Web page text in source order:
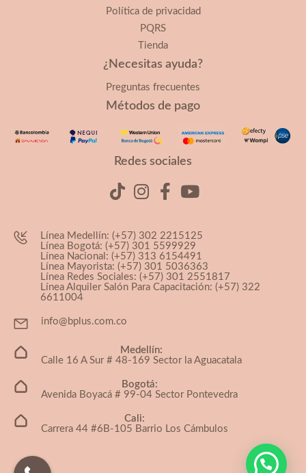
Política de privacidad
PQRS
Tienda
¿Necesitas ayuda?
Preguntas frecuentes
Métodos de pago
Redes sociales
Línea Medellín: (+57) 302 2215125
Línea Bogotá: (+57) 301 5599929
Línea Nacional: (+57) 313 6154491
Línea Mayorista: (+57) 301 5036363
Línea Redes Sociales: (+57) 301 2551817
Línea Alquiler Salón Para Capacitación: (+57) 322
6611004
info@bplus.com.co
Medellín:
Calle 16 A Sur # 48-169 Sector la Aguacatala
Bogotá:
Avenida Boyacá # 99-04 Sector Pontevedra
Cali:
Carrera 44 #6B-105 Barrio Los Cámbulos